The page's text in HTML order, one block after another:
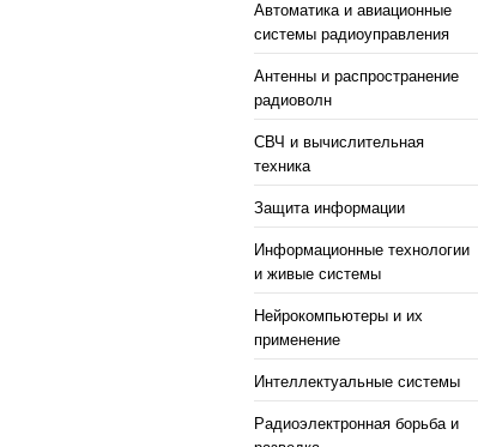
Автоматика и авиационные
системы радиоуправления
Антенны и распространение
радиоволн
СВЧ и вычислительная
техника
Защита информации
Информационные технологии
и живые системы
Нейрокомпьютеры и их
применение
Интеллектуальные системы
Радиоэлектронная борьба и